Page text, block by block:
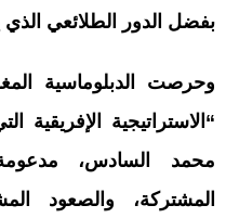
بفضل الدور الطلائعي
وحرصت الدبلوماسية
“الاستراتيجية الإفريقية
محمد السادس، مدعومة
المشتركة، والصعود